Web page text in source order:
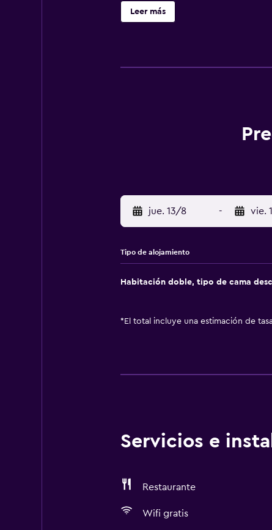
artesanía y el mercado de San
Leer más
jue. 13/8 - vie.
Tipo de alojamiento
Habitación doble, tipo de cama
* El total incluye una estimación de
Servicios e
Restaurante
Wifi gratis